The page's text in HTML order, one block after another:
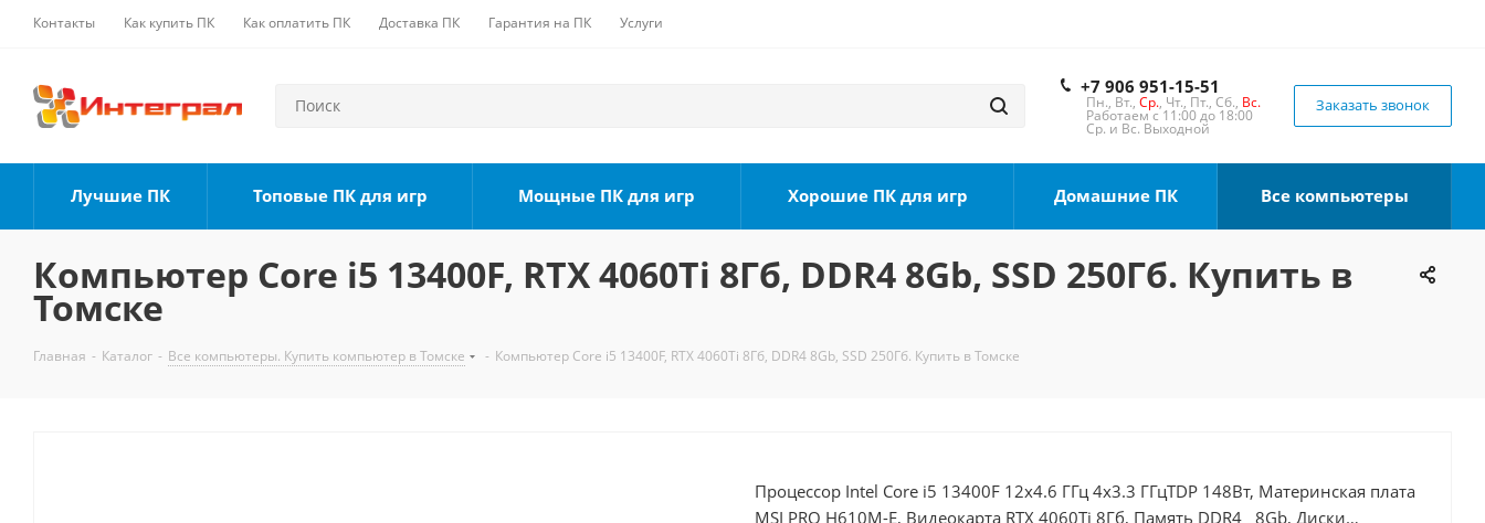
Контакты Как купить ПК Как оплатить ПК Доставка ПК Гарантия на ПК Услуги
+7 906 951-15-51
Пн., Вт., Ср., Чт., Пт., Сб., Вс.
Работаем с 11:00 до 18:00
Ср. и Вс. Выходной
Заказать звонок
Лучшие ПК Топовые ПК для игр Мощные ПК для игр Хорошие ПК для игр Домашние ПК Все компьютеры
Компьютер Core i5 13400F, RTX 4060Ti 8Гб, DDR4 8Gb, SSD 250Гб. Купить в
Томске
Главная - Каталог - Все компьютеры. Купить компьютер в Томске - Компьютер Core i5 13400F, RTX 4060Ti 8Гб, DDR4 8Gb, SSD 250Гб. Купить в Томске
Процессор Intel Core i5 13400F 12x4.6 ГГц 4x3.3 ГГцTDP 148Вт, Материнская плата
MSI PRO H610M-E, Видеокарта RTX 4060Ti 8Гб, Память DDR4 8Gb, Диски